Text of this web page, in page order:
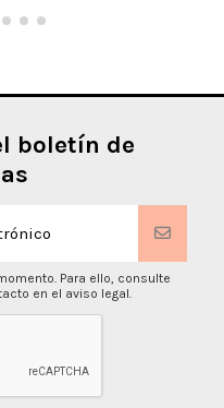
boletín de
Para ello, consulte
en el aviso legal.